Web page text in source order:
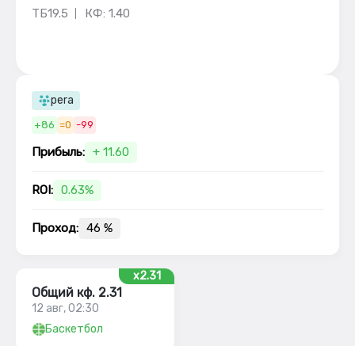
ТБ19.5
КФ: 1.40
pera
+86 =0 -99
Прибыль: + 11.60
ROI: 0.63%
Проход: 46 %
x2.31
Общий кф. 2.31
12 авг, 02:30
Баскетбол